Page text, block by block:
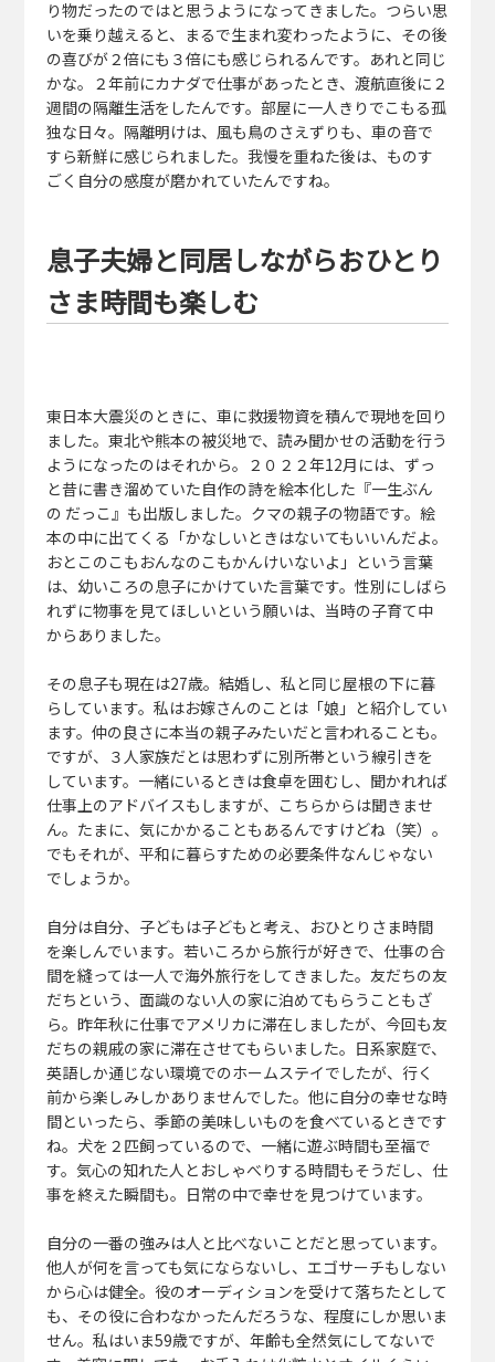
り物だったのではと思うようになってきました。つらい思
いを乗り越えると、まるで生まれ変わったように、その後
の喜びが２倍にも３倍にも感じられるんです。あれと同じ
かな。２年前にカナダで仕事があったとき、渡航直後に２
週間の隔離生活をしたんです。部屋に一人きりでこもる孤
独な日々。隔離明けは、風も鳥のさえずりも、車の音で
すら新鮮に感じられました。我慢を重ねた後は、ものす
ごく自分の感度が磨かれていたんですね。
息子夫婦と同居しながらおひとり
さま時間も楽しむ
東日本大震災のときに、車に救援物資を積んで現地を回り
ました。東北や熊本の被災地で、読み聞かせの活動を行う
ようになったのはそれから。２０２２年12月には、ずっ
と昔に書き溜めていた自作の詩を絵本化した『一生ぶん
の だっこ』も出版しました。クマの親子の物語です。絵
本の中に出てくる「かなしいときはないてもいいんだよ。
おとこのこもおんなのこもかんけいないよ」という言葉
は、幼いころの息子にかけていた言葉です。性別にしばら
れずに物事を見てほしいという願いは、当時の子育て中
からありました。
その息子も現在は27歳。結婚し、私と同じ屋根の下に暮
らしています。私はお嫁さんのことは「娘」と紹介してい
ます。仲の良さに本当の親子みたいだと言われることも。
ですが、３人家族だとは思わずに別所帯という線引きを
しています。一緒にいるときは食卓を囲むし、聞かれれば
仕事上のアドバイスもしますが、こちらからは聞きませ
ん。たまに、気にかかることもあるんですけどね（笑）。
でもそれが、平和に暮らすための必要条件なんじゃない
でしょうか。
自分は自分、子どもは子どもと考え、おひとりさま時間
を楽しんでいます。若いころから旅行が好きで、仕事の合
間を縫っては一人で海外旅行をしてきました。友だちの友
だちという、面識のない人の家に泊めてもらうこともざ
ら。昨年秋に仕事でアメリカに滞在しましたが、今回も友
だちの親戚の家に滞在させてもらいました。日系家庭で、
英語しか通じない環境でのホームステイでしたが、行く
前から楽しみしかありませんでした。他に自分の幸せな時
間といったら、季節の美味しいものを食べているときです
ね。犬を２匹飼っているので、一緒に遊ぶ時間も至福で
す。気心の知れた人とおしゃべりする時間もそうだし、仕
事を終えた瞬間も。日常の中で幸せを見つけています。
自分の一番の強みは人と比べないことだと思っています。
他人が何を言っても気にならないし、エゴサーチもしない
から心は健全。役のオーディションを受けて落ちたとして
も、その役に合わなかったんだろうな、程度にしか思いま
せん。私はいま59歳ですが、年齢も全然気にしてないで